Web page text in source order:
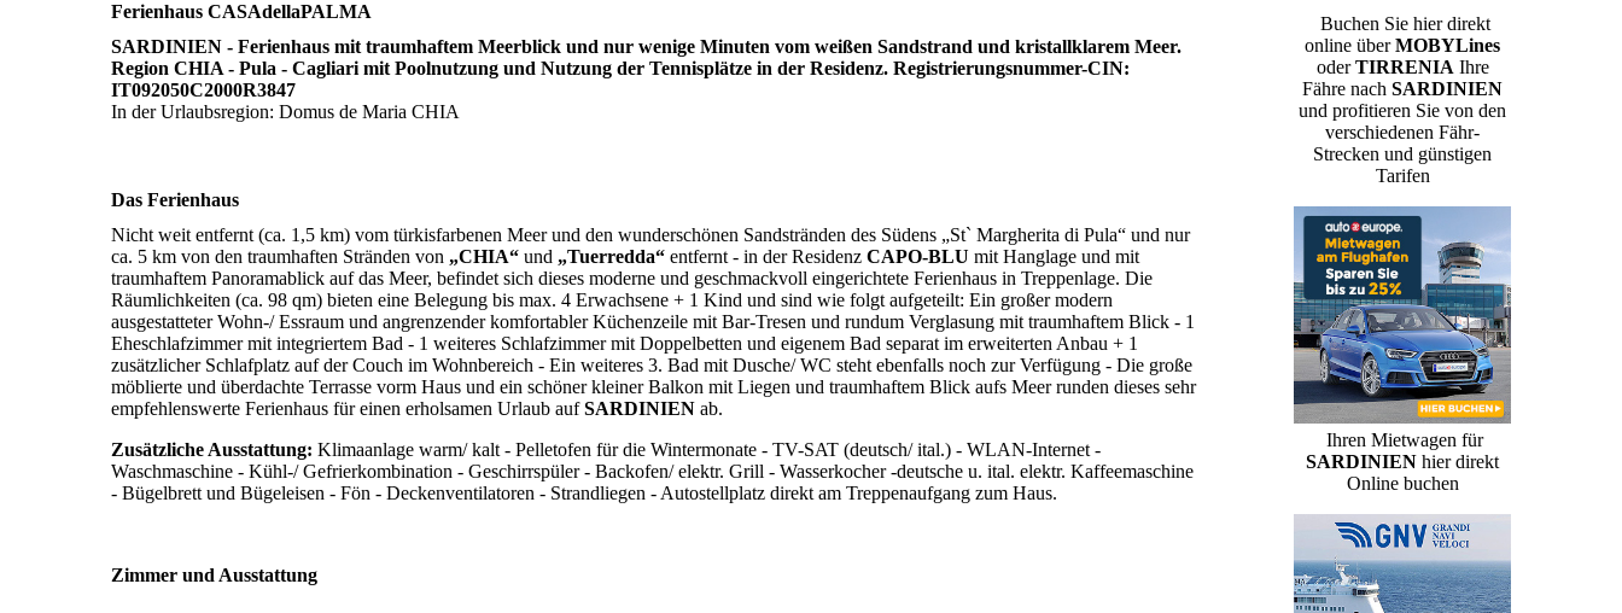
Ferienhaus CASAdellaPALMA
SARDINIEN - Ferienhaus mit traumhaftem Meerblick und nur wenige Minuten vom weißen Sandstrand und kristallklarem Meer.
Region CHIA - Pula - Cagliari mit Poolnutzung und Nutzung der Tennisplätze in der Residenz. Registrierungsnummer-CIN:
IT092050C2000R3847
In der Urlaubsregion: Domus de Maria CHIA
Das Ferienhaus
Nicht weit entfernt (ca. 1,5 km) vom türkisfarbenen Meer und den wunderschönen Sandstränden des Südens „St` Margherita di Pula“ und nur
ca. 5 km von den traumhaften Stränden von „CHIA“ und „Tuerredda“ entfernt - in der Residenz CAPO-BLU mit Hanglage und mit
traumhaftem Panoramablick auf das Meer, befindet sich dieses moderne und geschmackvoll eingerichtete Ferienhaus in Treppenlage. Die
Räumlichkeiten (ca. 98 qm) bieten eine Belegung bis max. 4 Erwachsene + 1 Kind und sind wie folgt aufgeteilt: Ein großer modern
ausgestatteter Wohn-/ Essraum und angrenzender komfortabler Küchenzeile mit Bar-Tresen und rundum Verglasung mit traumhaftem Blick - 1
Eheschlafzimmer mit integriertem Bad - 1 weiteres Schlafzimmer mit Doppelbetten und eigenem Bad separat im erweiterten Anbau + 1
zusätzlicher Schlafplatz auf der Couch im Wohnbereich - Ein weiteres 3. Bad mit Dusche/ WC steht ebenfalls noch zur Verfügung - Die große
möblierte und überdachte Terrasse vorm Haus und ein schöner kleiner Balkon mit Liegen und traumhaftem Blick aufs Meer runden dieses sehr
empfehlenswerte Ferienhaus für einen erholsamen Urlaub aufSARDINIEN ab.
Zusätzliche Ausstattung: Klimaanlage warm/ kalt - Pelletofen für die Wintermonate - TV-SAT (deutsch/ ital.) - WLAN-Internet -
Waschmaschine - Kühl-/ Gefrierkombination - Geschirrspüler - Backofen/ elektr. Grill - Wasserkocher -deutsche u. ital. elektr. Kaffeemaschine
- Bügelbrett und Bügeleisen - Fön - Deckenventilatoren - Strandliegen - Autostellplatz direkt am Treppenaufgang zum Haus.
Zimmer und Ausstattung
Buchen Sie hier direkt
online überMOBYLines
oderTIRRENIA Ihre
Fähre nach SARDINIEN
und profitieren Sie von den
verschiedenen Fähr-
Strecken und günstigen
Tarifen
Ihren Mietwagen für
SARDINIEN hier direkt
Online buchen